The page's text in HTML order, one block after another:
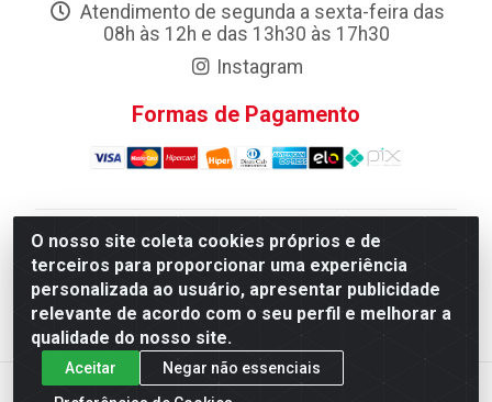
O nosso site coleta cookies próprios e de
terceiros para proporcionar uma experiência
personalizada ao usuário, apresentar publicidade
relevante de acordo com o seu perfil e melhorar a
qualidade do nosso site.
Aceitar
Negar não essenciais
Atendimento de segunda a sexta-feira das
08h às 12h e das 13h30 às 17h30
Instagram
Formas de Pagamento
Atacadao da Limpeza F. Pereira Queiroz Comercio e
Distribuicao LTDA - Quadra Qi 10 Lotes 39 e, 41 - Setor
Industrial (Taguatinga), Brasília/DF - CEP 72.135-100 -
CNPJ 13.184.675/0001-80